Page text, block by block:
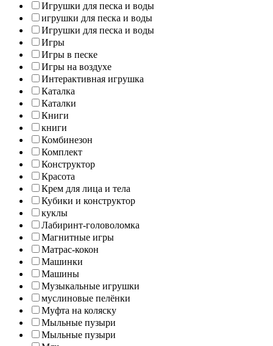
Игрушки для песка и воды
игрушки для песка и воды
Игрушки для песка и воды
Игры
Игры в песке
Игры на воздухе
Интерактивная игрушка
Каталка
Каталки
Книги
книги
Комбинезон
Комплект
Конструктор
Красота
Крем для лица и тела
Кубики и конструктор
куклы
Лабиринт-головоломка
Магнитные игры
Матрас-кокон
Машинки
Машины
Музыкальные игрушки
муслиновые пелёнки
Муфта на коляску
Мыльные пузыри
Мыльные пузыри